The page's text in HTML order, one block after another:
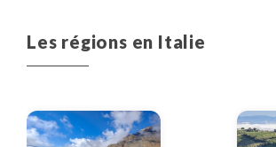
Les régions en Italie